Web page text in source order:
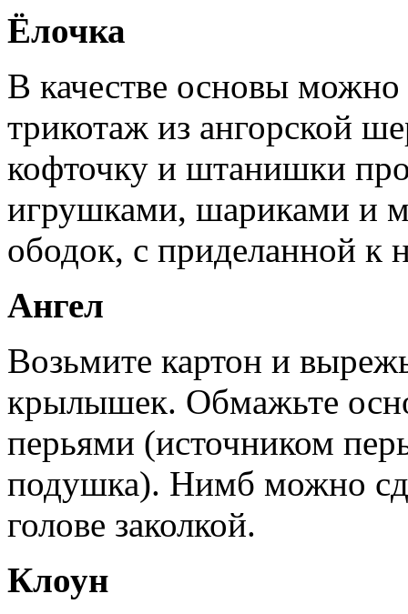
Ёлочка
В качестве основы можно
трикотаж из ангорской
кофточку и штанишки
игрушками, шариками и
ободок, с приделанной к
Ангел
Возьмите картон и
крылышек. Обмажьте
перьями (источником
подушка). Нимб можно
голове заколкой.
Клоун